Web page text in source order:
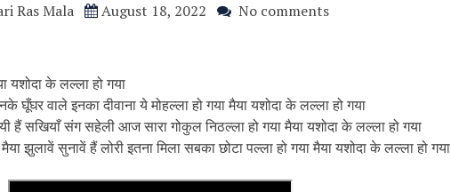
Ras Mala August 18, 2022 No comments
यशोदा के लल्ला हो गया
वाले इनका दीवाना ये मोहल्ला हो गया मैया यशोदा के लल्ला हो गया
सखियाँ संग सहेली आज सारा गोकुल निठल्ला हो गया मैया यशोदा के लल्ला हो गया
झुलावें सुनावें हैं लोरी इतना मिला सबका छोटा पल्ला हो गया मैया यशोदा के लल्ला हो गया